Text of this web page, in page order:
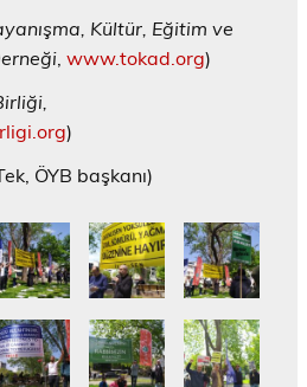
Kültür, Eğitim ve
www.tokad.org)
)
ÖYB başkanı)